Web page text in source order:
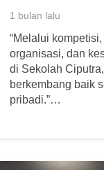
1 bulan lalu
“Melalui
organisasi, dan
di Sekolah
berkembang baik
pribadi.”…